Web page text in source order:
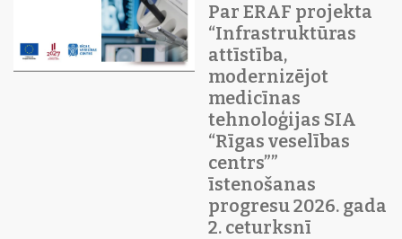
Par ERAF projekta
“Infrastruktūras
attīstība,
modernizējot
medicīnas
tehnoloģijas SIA
“Rīgas veselības
centrs””
īstenošanas
progresu 2026. gada
2. ceturksnī